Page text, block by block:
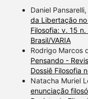
Daniel Pansarelli,
da Libertação no
Filosofia: v. 15
Brasil/VARIA
Rodrigo Marcos
Pensando -
Dossiê Filosofia
Natacha Muriel
enunciação